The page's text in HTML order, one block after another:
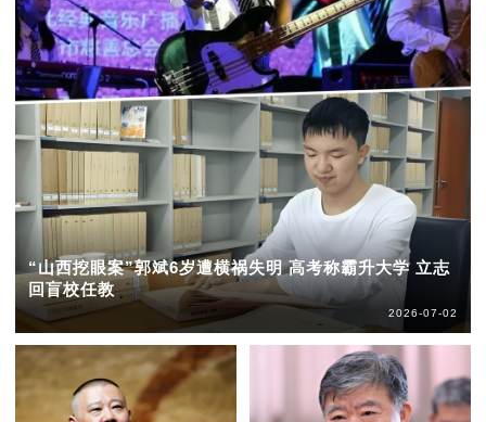
“山西挖眼案”郭斌6岁遭横祸失明 高考称霸升大学 立志
回盲校任教
2026-07-02